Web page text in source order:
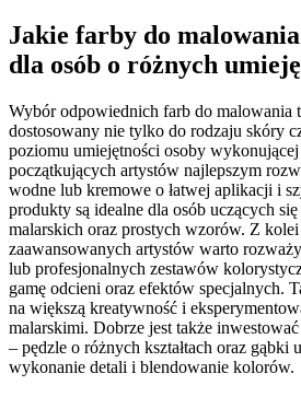
Jakie farby do
dla osób o różnych
Wybór odpowiednich farb do malowania
dostosowany nie tylko do rodzaju skóry
poziomu umiejętności osoby
początkujących artystów najlepszym
wodne lub kremowe o łatwej aplikacji i
produkty są idealne dla osób uczących
malarskich oraz prostych wzorów. Z
zaawansowanych artystów warto
lub profesjonalnych zestawów
gamę odcieni oraz efektów specjalnych.
na większą kreatywność i
malarskimi. Dobrze jest także
– pędzle o różnych kształtach oraz gąbki
wykonanie detali i blendowanie kolorów.